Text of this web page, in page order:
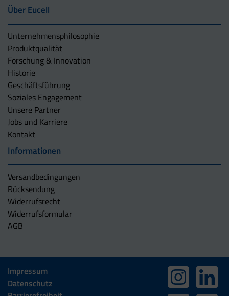
Über Eucell
Unternehmens­philosophie
Produktqualität
Forschung & Innovation
Historie
Geschäftsführung
Soziales Engagement
Unsere Partner
Jobs und Karriere
Kontakt
Informationen
Versandbedingungen
Rücksendung
Widerrufsrecht
Widerrufsformular
AGB
Impressum
Datenschutz